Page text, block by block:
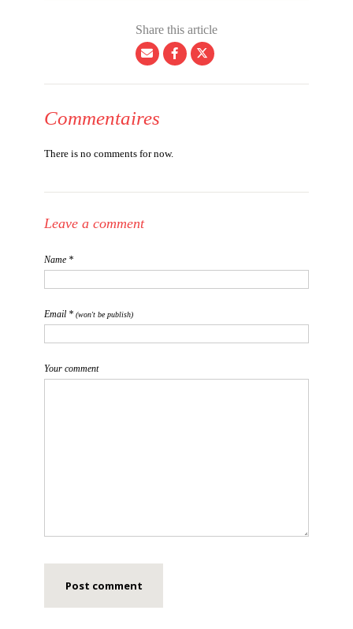
Share this article
Commentaires
There is no comments for now.
Leave a comment
Name *
Email * (won't be publish)
Your comment